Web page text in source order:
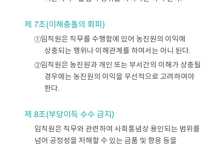
제 7조(이해충돌의 회피)
①임직원은 직무를 수행함에 있어 농진원의 이익에
상충되는 행위나 이해관계를 하여서는 아니 된다.
②임직원은 농진원과 개인 또는 부서간의 이해가 상충될
경우에는 농진원의 이익을 우선적으로 고려하여야
한다.
제 8조(부당이득 수수 금지)
임직원은 직무와 관련하여 사회통념상 용인되는 범위를
넘어 공정성을 저해할 수 있는 금품 및 향응 등을